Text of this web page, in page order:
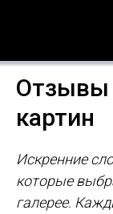
Отзывы
картин
Искренние
которые
галерее.